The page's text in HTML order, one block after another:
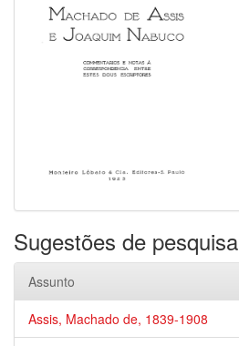
Sugestões de pesquisa
Assunto
Assis, Machado de, 1839-1908